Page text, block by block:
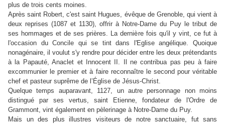
plus de trois cents moines.
Après saint Robert, c'est saint Hugues, évêque de Grenoble, qui vient à
deux reprises (1087 et 1130), offrir à Notre-Dame du Puy le tribut de
ses hommages et de ses prières. La dernière fois qu'il y vint, ce fut à
l'occasion du Concile qui se tint dans l'Eglise angélique. Quoique
nonagénaire, il voulut s'y rendre pour décider entre les deux prétendants
à la Papauté, Anaclet et Innocent II. Il ne contribua pas peu à faire
excommunier le premier et à faire reconnaître le second pour véritable
chef et pasteur suprême de l’Église de Jésus-Christ.
Quelque temps auparavant, 1127, un autre personnage non moins
distingué par ses vertus, saint Etienne, fondateur de l'Ordre de
Grammont, vint également en pèlerinage à Notre-Dame du Puy.
Mais un des plus illustres visiteurs de notre sanctuaire, fut sans